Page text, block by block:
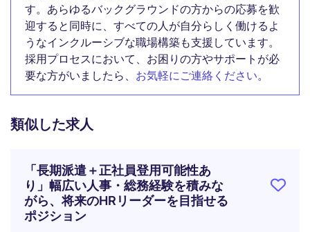
す。あらゆるバックグラウンドの方からの応募を歓
迎すると同時に、すべての人が自分らしく働けるよ
うなインクルーシブな職場構築も支援しています。
採用プロセスにおいて、お困りの方やサポートが必
要な方がいましたら、 お気軽にご連絡ください。
類似した求人
「長期派遣＋正社員登用可能性あ
り」幅広い人事・総務経験を積みな
がら、将来のHRリーダーを目指せる
ポジション